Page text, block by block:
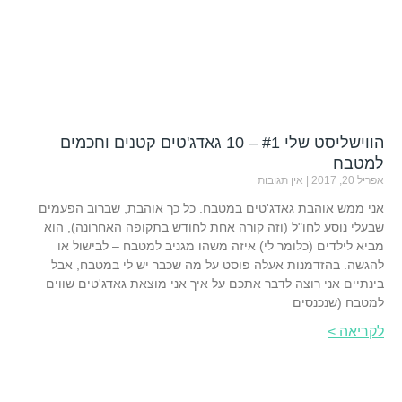
הווישליסט שלי #1 – 10 גאדג'טים קטנים וחכמים
למטבח
אפריל 20, 2017 אין תגובות
אני ממש אוהבת גאדג'טים במטבח. כל כך אוהבת, שברוב הפעמים
שבעלי נוסע לחו"ל (וזה קורה אחת לחודש בתקופה האחרונה), הוא
מביא לילדים (כלומר לי) איזה משהו מגניב למטבח – לבישול או
להגשה. בהזדמנות אעלה פוסט על מה שכבר יש לי במטבח, אבל
בינתיים אני רוצה לדבר אתכם על איך אני מוצאת גאדג'טים שווים
למטבח (שנכנסים
לקריאה >